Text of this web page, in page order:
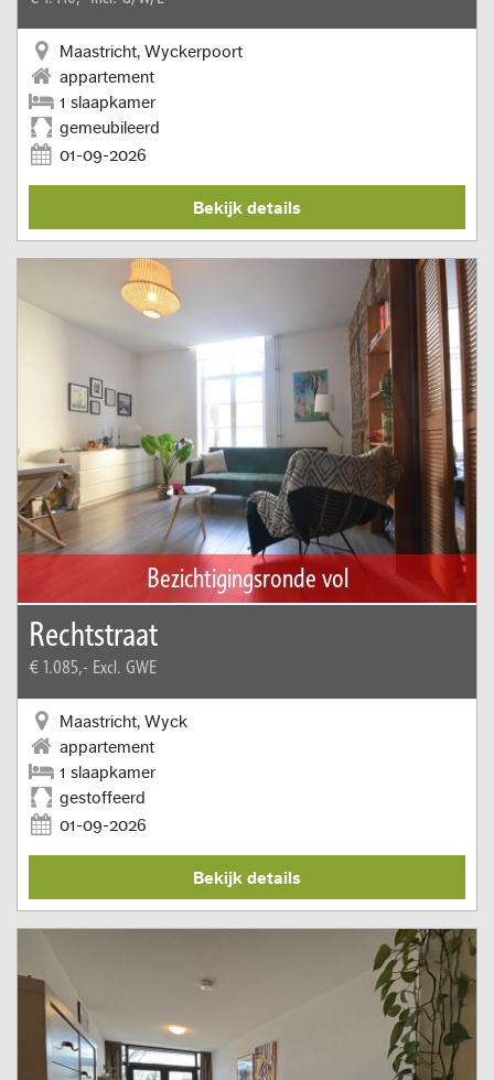
Maastricht, Wyckerpoort
appartement
1 slaapkamer
gemeubileerd
01-09-2026
Bekijk details
Bezichtigingsronde vol
Rechtstraat
€ 1.085,- Excl. GWE
Maastricht, Wyck
appartement
1 slaapkamer
gestoffeerd
01-09-2026
Bekijk details